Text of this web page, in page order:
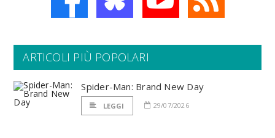
ARTICOLI PIÙ POPOLARI
Spider-Man: Brand New Day
LEGGI 29/07/2026